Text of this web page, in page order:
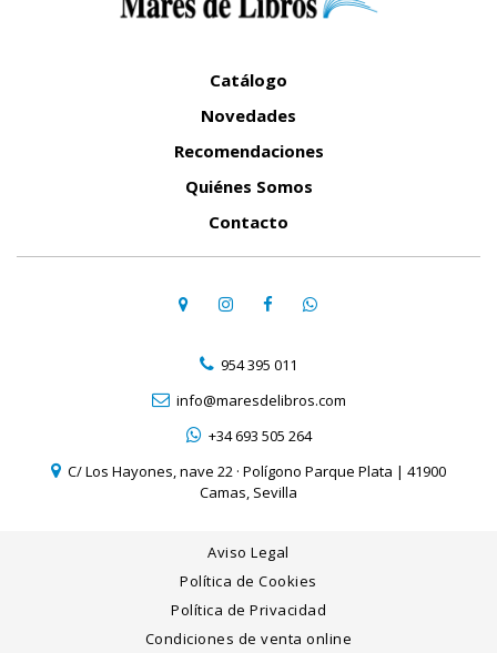
Catálogo
Novedades
Recomendaciones
Quiénes Somos
Contacto
954 395 011
info@maresdelibros.com
+34 693 505 264
C/ Los Hayones, nave 22 · Polígono Parque Plata | 41900
Camas, Sevilla
Aviso Legal
Política de Cookies
Política de Privacidad
Condiciones de venta online